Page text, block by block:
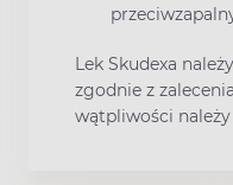
Lek Skudexa
zgodnie z
wątpliwości